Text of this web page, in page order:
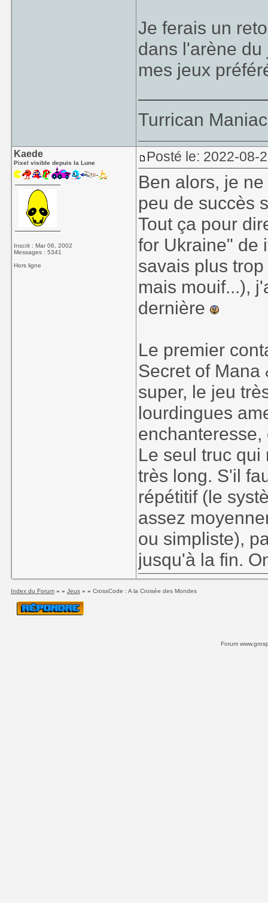
Je ferais un
dans l'arène
mes jeux
Turrican
Kaede
Pixel visible depuis la Lune
Inscrit : Mar 06, 2002
Messages : 5341
Hors ligne
Posté le: 2022-08-
Ben alors, je
peu de succès
Tout ça pour
for Ukraine" de
savais plus
mais mouif...),
dernière
Le premier
Secret of Mana
super, le jeu
lourdingues
Le seul truc qui
très long. S'il
répétitif (le
assez
ou simpliste),
jusqu'à la fin.
Index du Forum» » Jeux» » CrossCode : A la Croisée des Mondes
Forum